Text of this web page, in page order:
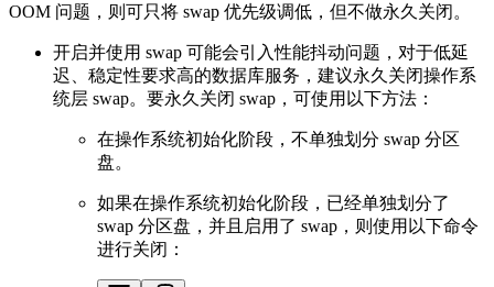
OOM 问题，则可只将 swap 优先级调低，但不做永久关闭。
开启并使用 swap 可能会引入性能抖动问题，对于低延
迟、稳定性要求高的数据库服务，建议永久关闭操作系
统层 swap。要永久关闭 swap，可使用以下方法：
在操作系统初始化阶段，不单独划分 swap 分区
盘。
如果在操作系统初始化阶段，已经单独划分了
swap 分区盘，并且启用了 swap，则使用以下命令
进行关闭：